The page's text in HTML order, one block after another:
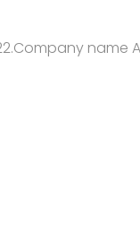
name